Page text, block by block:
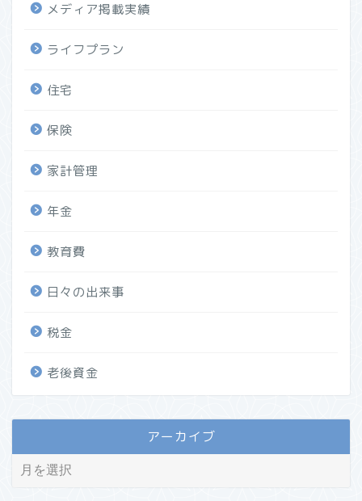
メディア掲載実績
ライフプラン
住宅
保険
家計管理
年金
教育費
日々の出来事
税金
老後資金
アーカイブ